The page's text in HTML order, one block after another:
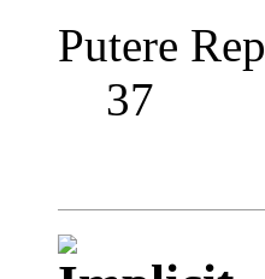
Putere Rep
37